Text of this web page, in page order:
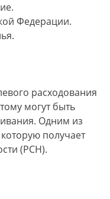
Федерации.
расходования
могут быть
Одним из
получает
(РСН).